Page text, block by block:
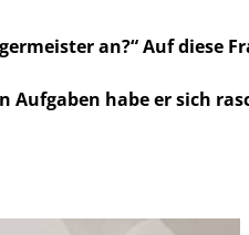
an?“ Auf diese
Aufgaben habe er sich